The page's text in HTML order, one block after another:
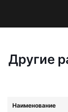
Другие
Наименование